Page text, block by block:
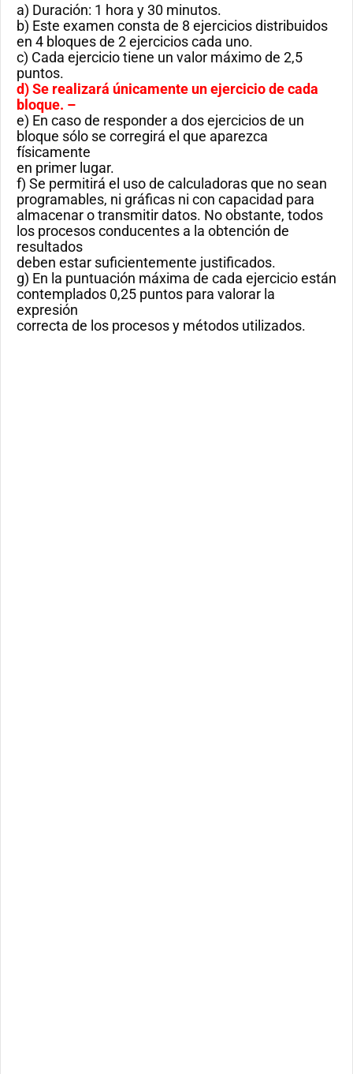
a) Duración: 1 hora y 30 minutos.
b) Este examen consta de 8 ejercicios distribuidos
en 4 bloques de 2 ejercicios cada uno.
c) Cada ejercicio tiene un valor máximo de 2,5
puntos.
d) Se realizará únicamente un ejercicio de cada
bloque. –
e) En caso de responder a dos ejercicios de un
bloque sólo se corregirá el que aparezca
físicamente
en primer lugar.
f) Se permitirá el uso de calculadoras que no sean
programables, ni gráficas ni con capacidad para
almacenar o transmitir datos. No obstante, todos
los procesos conducentes a la obtención de
resultados
deben estar suficientemente justificados.
g) En la puntuación máxima de cada ejercicio están
contemplados 0,25 puntos para valorar la
expresión
correcta de los procesos y métodos utilizados.